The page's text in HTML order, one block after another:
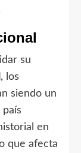
su
, los
siendo un
en
que afecta